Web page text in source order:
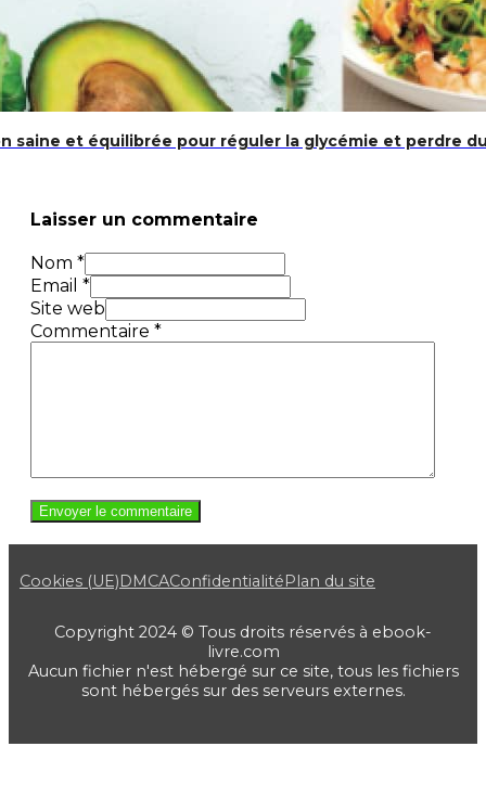
saine et équilibrée pour réguler la glycémie et perdre
Laisser un commentaire
Nom *
Email *
Site web
Commentaire *
Cookies (UE)DMCAConfidentialitéPlan du site
Copyright 2024 © Tous droits réservés à ebook-
livre.com
Aucun fichier n'est hébergé sur ce site, tous les fichiers
sont hébergés sur des serveurs externes.